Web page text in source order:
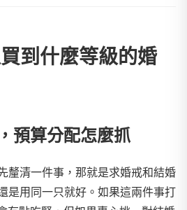
到什麼等級的婚
預算分配怎麼抓
釐清一件事，那就是求婚戒和結婚
是用同一只就好。如果這兩件事打